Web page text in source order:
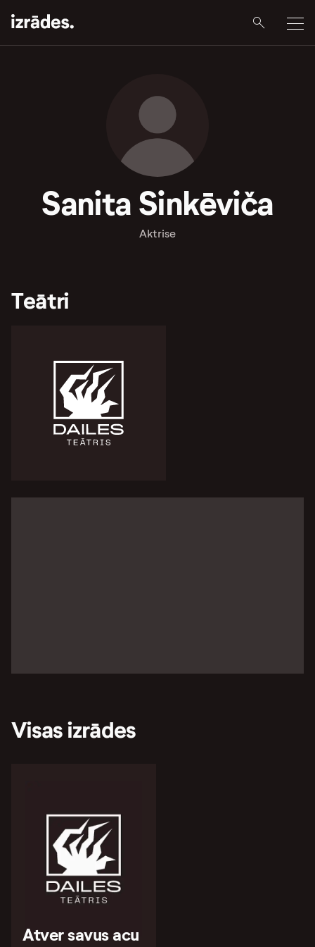
Sanita Sinkēviča
Aktrise
Teātri
Visas izrādes
Atver savus acu